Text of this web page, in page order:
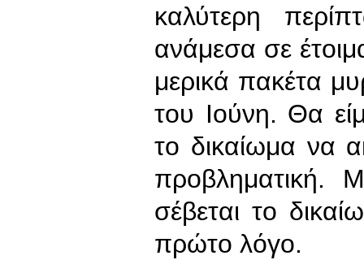
καλύτερη
ανάμεσα σε
μερικά πακέτα
του Ιούνη. Θα
το δικαίωμα να
προβληματική.
σέβεται το
πρώτο λόγο.